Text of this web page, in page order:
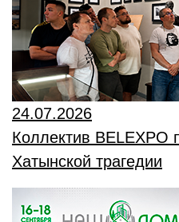
24.07.2026
Коллектив BELEXPO
Хатынской трагедии